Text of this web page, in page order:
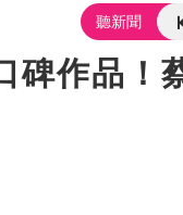
聽新聞
碑作品！